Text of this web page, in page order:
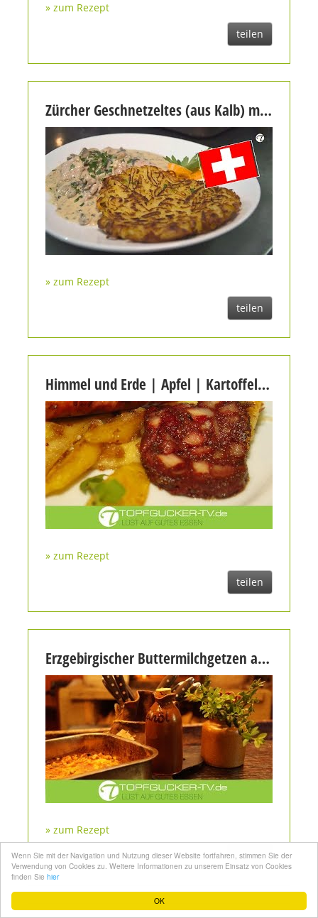
OK
Wenn Sie mit der Navigation und Nutzung dieser Website fortfahren, stimmen Sie der
Verwendung von Cookies zu. Weitere Informationen zu unserem Einsatz von Cookies
finden Sie hier
» zum Rezept
teilen
Zürcher Geschnetzeltes (aus Kalb) mit Rösti | Topfgucker-TV
» zum Rezept
teilen
Himmel und Erde | Apfel | Kartoffel | Blutwurst - rheinischen Klassiker bei Topfgucker-TV
» zum Rezept
teilen
Erzgebirgischer Buttermilchgetzen aus dem Backofen mit Leinöl | Topfgucker-TV
» zum Rezept
teilen